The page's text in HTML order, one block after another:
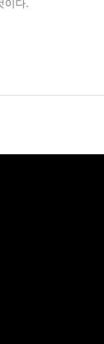
이다.